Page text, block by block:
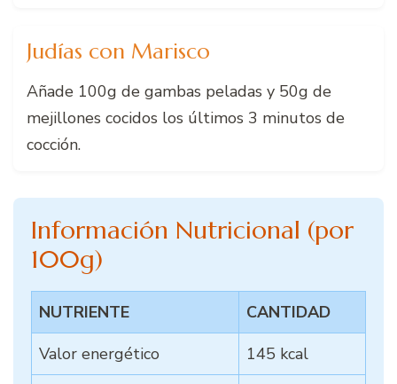
Judías con Marisco
Añade 100g de gambas peladas y 50g de
mejillones cocidos los últimos 3 minutos de
cocción.
Información Nutricional (por
100g)
NUTRIENTE
CANTIDAD
Valor energético
145 kcal